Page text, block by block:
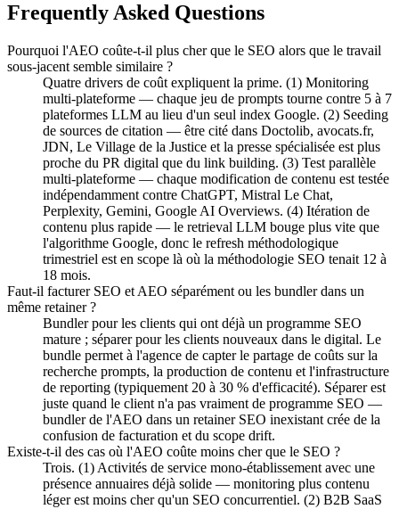
Frequently Asked Questions
Pourquoi l'AEO coûte-t-il plus cher que le SEO alors que le travail
sous-jacent semble similaire ?
Quatre drivers de coût expliquent la prime. (1) Monitoring
multi-plateforme — chaque jeu de prompts tourne contre 5 à 7
plateformes LLM au lieu d'un seul index Google. (2) Seeding
de sources de citation — être cité dans Doctolib, avocats.fr,
JDN, Le Village de la Justice et la presse spécialisée est plus
proche du PR digital que du link building. (3) Test parallèle
multi-plateforme — chaque modification de contenu est testée
indépendamment contre ChatGPT, Mistral Le Chat,
Perplexity, Gemini, Google AI Overviews. (4) Itération de
contenu plus rapide — le retrieval LLM bouge plus vite que
l'algorithme Google, donc le refresh méthodologique
trimestriel est en scope là où la méthodologie SEO tenait 12 à
18 mois.
Faut-il facturer SEO et AEO séparément ou les bundler dans un
même retainer ?
Bundler pour les clients qui ont déjà un programme SEO
mature ; séparer pour les clients nouveaux dans le digital. Le
bundle permet à l'agence de capter le partage de coûts sur la
recherche prompts, la production de contenu et l'infrastructure
de reporting (typiquement 20 à 30 % d'efficacité). Séparer est
juste quand le client n'a pas vraiment de programme SEO —
bundler de l'AEO dans un retainer SEO inexistant crée de la
confusion de facturation et du scope drift.
Existe-t-il des cas où l'AEO coûte moins cher que le SEO ?
Trois. (1) Activités de service mono-établissement avec une
présence annuaires déjà solide — monitoring plus contenu
léger est moins cher qu'un SEO concurrentiel. (2) B2B SaaS